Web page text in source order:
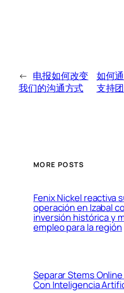
← 电报如何改变
我们的沟通方式
如何
支持
MORE POSTS
Fenix Nickel reactiva
operación en Izabal
inversión histórica y
empleo para la región
Separar Stems
Con Inteligencia